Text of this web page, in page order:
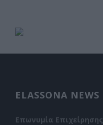
ELASSONA NEWS
Επωνυμία Επιχείρησης